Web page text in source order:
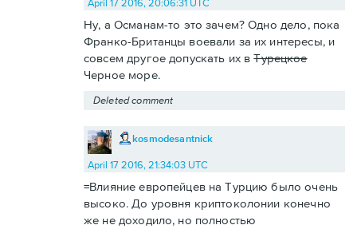
April 17 2016, 20:06:31 UTC
Ну, а Османам-то это зачем? Одно дело, пока
Франко-Британцы воевали за их интересы, и
совсем другое допускать их вТурецкое
Черное море.
Deleted comment
kosmodesantnick
April 17 2016, 21:34:03 UTC
=Влияние европейцев на Турцию было очень
высоко. До уровня криптоколонии конечно
же не доходило, но полностью